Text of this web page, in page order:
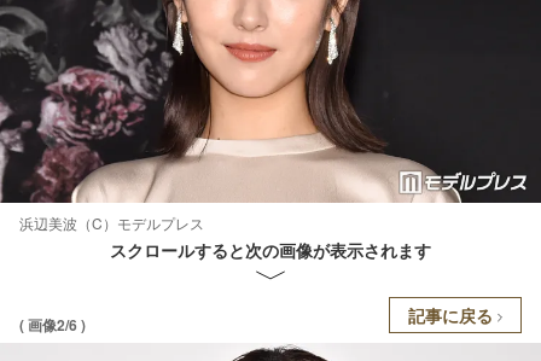
浜辺美波（C）モデルプレス
スクロールすると次の画像が表示されます
( 画像2/6 ) 記事に戻る